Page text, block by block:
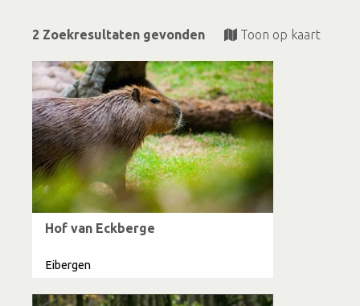
2 Zoekresultaten gevonden Toon op kaart
Hof van Eckberge
Eibergen